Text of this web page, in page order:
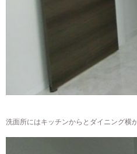
洗面所にはキッチンからとダイニング横